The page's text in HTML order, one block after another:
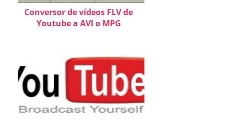
Conversor de vídeos FLV de
Youtube a AVI o MPG